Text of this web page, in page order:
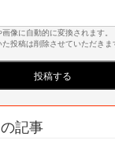
像に自動的に変換されます。
投稿は削除させていただきま
記事